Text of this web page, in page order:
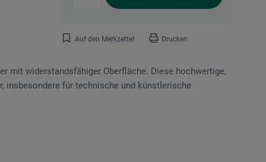
Auf den Merkzettel Drucken
mit widerstandsfähiger Oberfläche. Diese hochwertige,
insbesondere für technische und künstlerische